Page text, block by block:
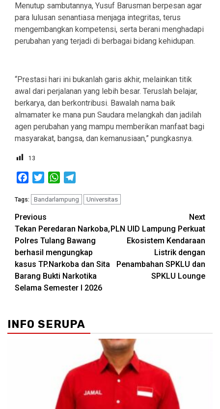
Menutup sambutannya, Yusuf Barusman berpesan agar
para lulusan senantiasa menjaga integritas, terus
mengembangkan kompetensi, serta berani menghadapi
perubahan yang terjadi di berbagai bidang kehidupan.
“Prestasi hari ini bukanlah garis akhir, melainkan titik
awal dari perjalanan yang lebih besar. Teruslah belajar,
berkarya, dan berkontribusi. Bawalah nama baik
almamater ke mana pun Saudara melangkah dan jadilah
agen perubahan yang mampu memberikan manfaat bagi
masyarakat, bangsa, dan kemanusiaan,” pungkasnya.
13
FacebookTwitterWhatsApp
Tags: Bandarlampung Universitas
Post
navigation
Previous
Tekan Peredaran Narkoba,
Polres Tulang Bawang
berhasil mengungkap
kasus TP.Narkoba dan Sita
Barang Bukti Narkotika
Selama Semester I 2026
Next
PLN UID Lampung Perkuat
Ekosistem Kendaraan
Listrik dengan
Penambahan SPKLU dan
SPKLU Lounge
INFO SERUPA